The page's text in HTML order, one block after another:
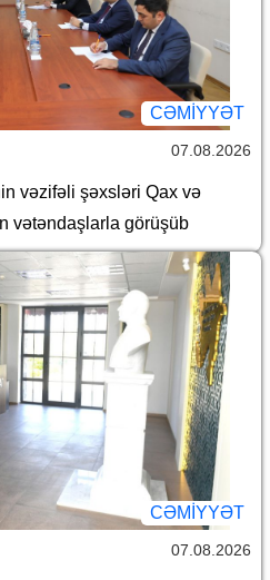
CƏMİYYƏT
07.08.2026
vəzifəli şəxsləri Qax və
vətəndaşlarla görüşüb
CƏMİYYƏT
07.08.2026